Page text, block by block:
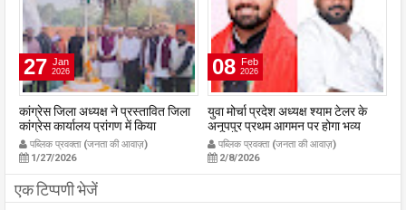
27 Jan
2026
कांग्रेस जिला अध्यक्ष ने प्रस्तावित जिला
कांग्रेस कार्यालय प्रांगण में किया
ध्वजारोहण
publicpravakta.com
पब्लिक प्रवक्ता (जनता की आवाज़)
1/27/2026
08 Feb
2026
युवा मोर्चा प्रदेश अध्यक्ष श्याम टेलर के
अनूपपुर प्रथम आगमन पर होगा भव्य
स्वागत युवा मोर्चा के ऊर्जावान जिला मंत्री
प्रदीप मिश्रा ने सभी युवाओं से सहभागिता
की अपील
पब्लिक प्रवक्ता (जनता की आवाज़)
2/8/2026
एक टिप्पणी भेजें